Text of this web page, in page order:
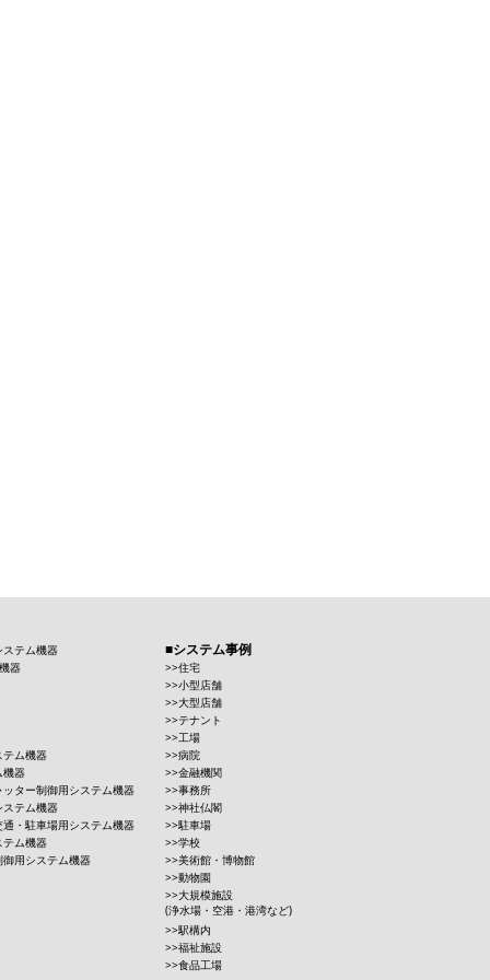
テム機器
器
テム機器
機器
ッター制御用システム機器
テム機器
・駐車場用システム機器
テム機器
用システム機器
システム事例
住宅
小型店舗
大型店舗
テナント
工場
病院
金融機関
事務所
神社仏閣
駐車場
学校
美術館・博物館
動物園
大規模施設
(浄水場・空港・港湾など)
駅構内
福祉施設
食品工場